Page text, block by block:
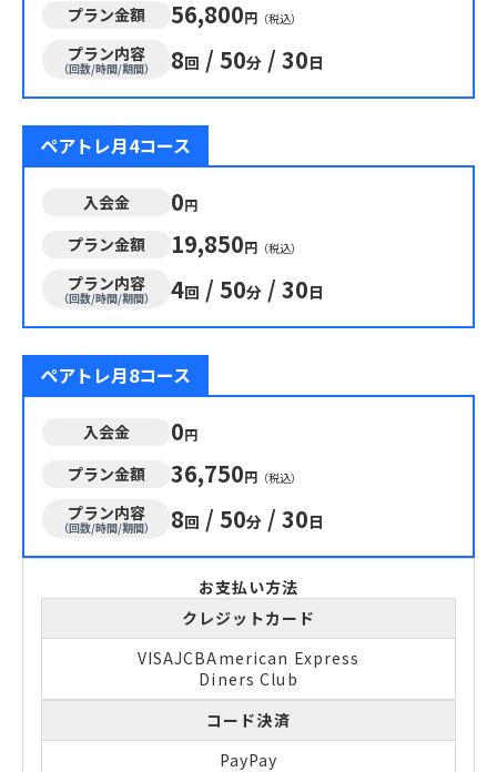
プラン金額 56,800円 （税込）
プラン内容
（回数/時間/期間） 8回 / 50分 / 30日
ペアトレ月4コース
入会金 0円
プラン金額 19,850円 （税込）
プラン内容
（回数/時間/期間） 4回 / 50分 / 30日
ペアトレ月8コース
入会金 0円
プラン金額 36,750円 （税込）
プラン内容
（回数/時間/期間） 8回 / 50分 / 30日
お支払い方法
クレジットカード
VISAJCBAmerican Express
Diners Club
コード決済
PayPay